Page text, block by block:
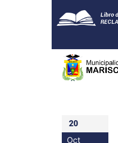
20
Oct